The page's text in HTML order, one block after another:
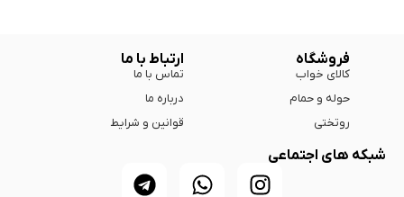
شبکه های اجتماعی
فروشگاه
کالای خواب
حوله و حمام
روتختی
ارتباط با ما
تماس با ما
درباره ما
قوانین و شرایط